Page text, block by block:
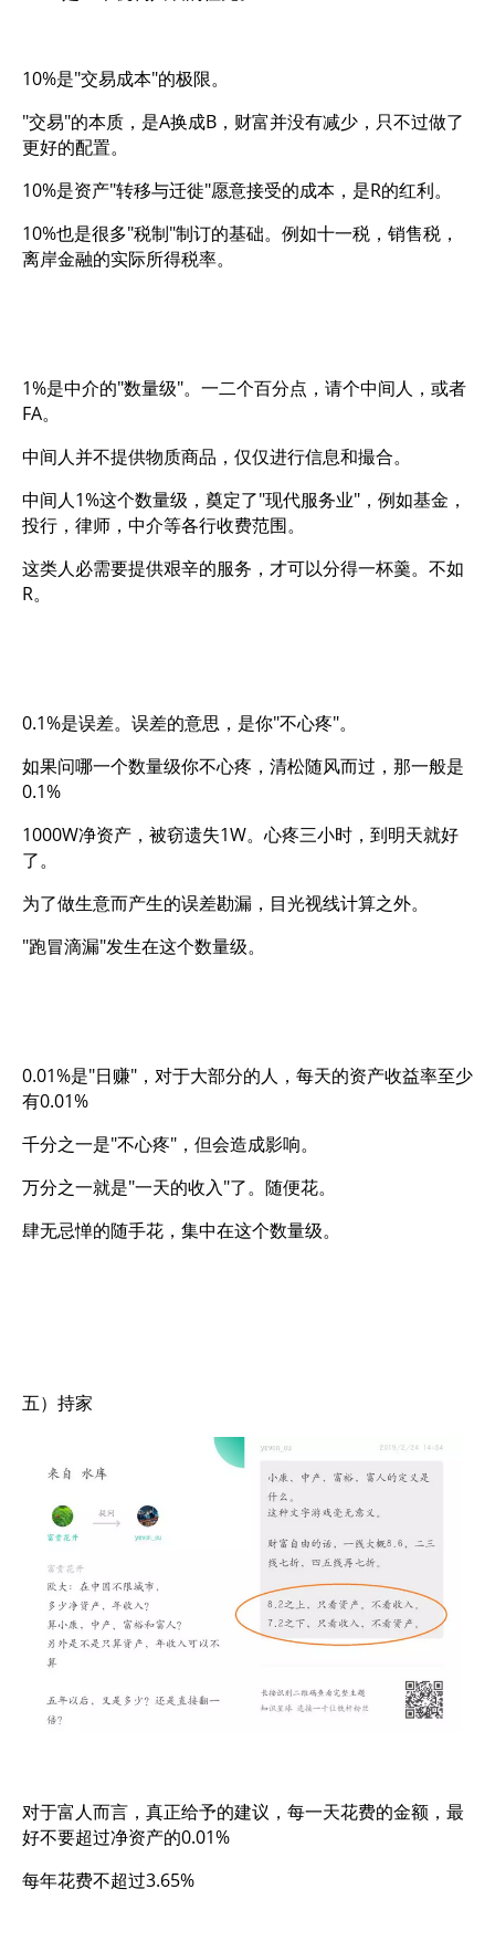
10%是"交易成本"的极限。
"交易"的本质，是A换成B，财富并没有减少，只不过做了
更好的配置。
10%是资产"转移与迁徙"愿意接受的成本，是R的红利。
10%也是很多"税制"制订的基础。例如十一税，销售税，
离岸金融的实际所得税率。
1%是中介的"数量级"。一二个百分点，请个中间人，或者
FA。
中间人并不提供物质商品，仅仅进行信息和撮合。
中间人1%这个数量级，奠定了"现代服务业"，例如基金，
投行，律师，中介等各行收费范围。
这类人必需要提供艰辛的服务，才可以分得一杯羹。不如
R。
0.1%是误差。误差的意思，是你"不心疼"。
如果问哪一个数量级你不心疼，清松随风而过，那一般是
0.1%
1000W净资产，被窃遗失1W。心疼三小时，到明天就好
了。
为了做生意而产生的误差勘漏，目光视线计算之外。
"跑冒滴漏"发生在这个数量级。
0.01%是"日赚"，对于大部分的人，每天的资产收益率至少
有0.01%
千分之一是"不心疼"，但会造成影响。
万分之一就是"一天的收入"了。随便花。
肆无忌惮的随手花，集中在这个数量级。
五）持家
对于富人而言，真正给予的建议，每一天花费的金额，最
好不要超过净资产的0.01%
每年花费不超过3.65%